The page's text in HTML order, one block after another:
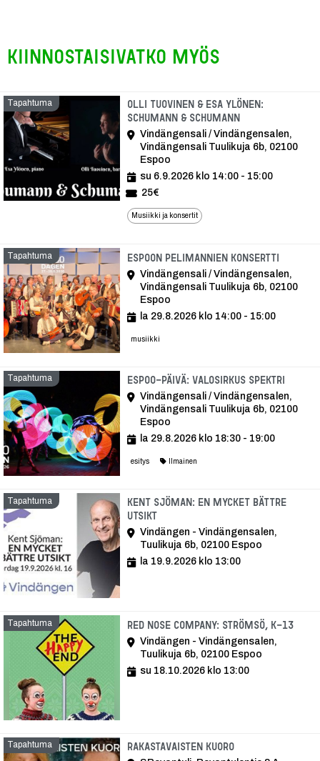
Kiinnostaisivatko myös
Tapahtuma
Olli Tuovinen & Esa Ylönen:
Schumann & Schumann
Vindängensali / Vindängensalen,
Vindängensali Tuulikuja 6b, 02100
Espoo
su 6.9.2026 klo 14:00 - 15:00
25€
Musiikki ja konsertit
Tapahtuma Espoon pelimannien konsertti
Vindängensali / Vindängensalen,
Vindängensali Tuulikuja 6b, 02100
Espoo
la 29.8.2026 klo 14:00 - 15:00
musiikki
Tapahtuma Espoo-päivä: Valosirkus Spektri
Vindängensali / Vindängensalen,
Vindängensali Tuulikuja 6b, 02100
Espoo
la 29.8.2026 klo 18:30 - 19:00
esitys Ilmainen
Tapahtuma
Kent Sjöman: En mycket bättre
utsikt
Vindängen - Vindängensalen,
Tuulikuja 6b, 02100 Espoo
la 19.9.2026 klo 13:00
Tapahtuma Red Nose Company: Strömsö, K-13
Vindängen - Vindängensalen,
Tuulikuja 6b, 02100 Espoo
su 18.10.2026 klo 13:00
Tapahtuma RAKASTAVAISTEN KUOROTapahtuma